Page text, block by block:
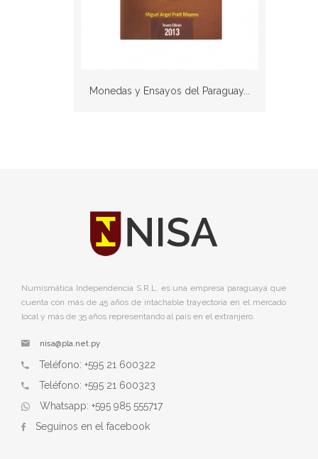
Monedas y Ensayos del Paraguay...
Numismática Independencia S.R.L. es una empresa paraguaya que
cuenta con más de 45 años de intachable trayectoria en el mercado
local y más de 35 años representando al país en el extranjero.
nisa@pla.net.py
Teléfono: +595 21 600322
Teléfono: +595 21 600323
Whatsapp: +595 985 555717
Seguínos en el facebook